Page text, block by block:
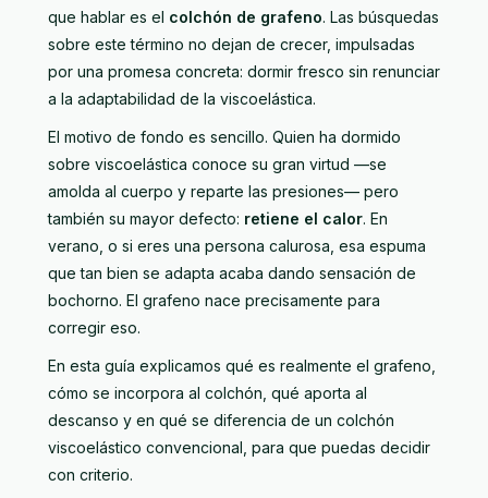
que hablar es el colchón de grafeno. Las búsquedas
sobre este término no dejan de crecer, impulsadas
por una promesa concreta: dormir fresco sin renunciar
a la adaptabilidad de la viscoelástica.
El motivo de fondo es sencillo. Quien ha dormido
sobre viscoelástica conoce su gran virtud —se
amolda al cuerpo y reparte las presiones— pero
también su mayor defecto: retiene el calor. En
verano, o si eres una persona calurosa, esa espuma
que tan bien se adapta acaba dando sensación de
bochorno. El grafeno nace precisamente para
corregir eso.
En esta guía explicamos qué es realmente el grafeno,
cómo se incorpora al colchón, qué aporta al
descanso y en qué se diferencia de un colchón
viscoelástico convencional, para que puedas decidir
con criterio.